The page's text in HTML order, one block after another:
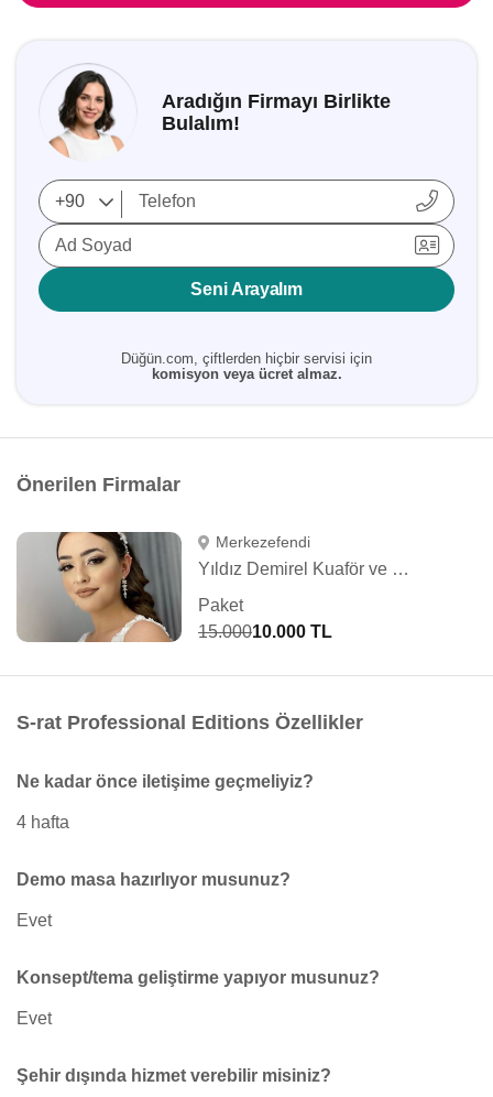
Aradığın Firmayı Birlikte
Bulalım!
Ad Soyad
Seni Arayalım
Düğün.com, çiftlerden hiçbir servisi için
komisyon veya ücret almaz.
Önerilen Firmalar
Merkezefendi
Yıldız Demirel Kuaför ve Güzellik Salonu
Paket
15.00010.000 TL
S-rat Professional Editions Özellikler
Ne kadar önce iletişime geçmeliyiz?
4 hafta
Demo masa hazırlıyor musunuz?
Evet
Konsept/tema geliştirme yapıyor musunuz?
Evet
Şehir dışında hizmet verebilir misiniz?